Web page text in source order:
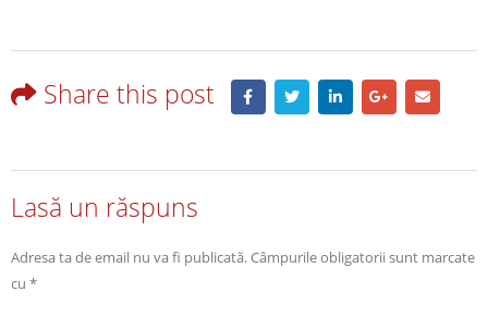
Share this post
Lasă un răspuns
Adresa ta de email nu va fi publicată.Câmpurile obligatorii sunt marcate
cu *